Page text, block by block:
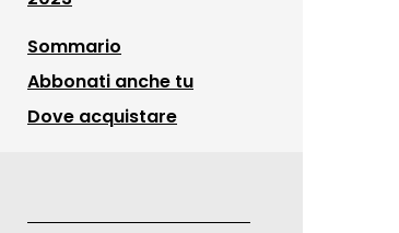
Sommario
Abbonati anche tu
Dove acquistare